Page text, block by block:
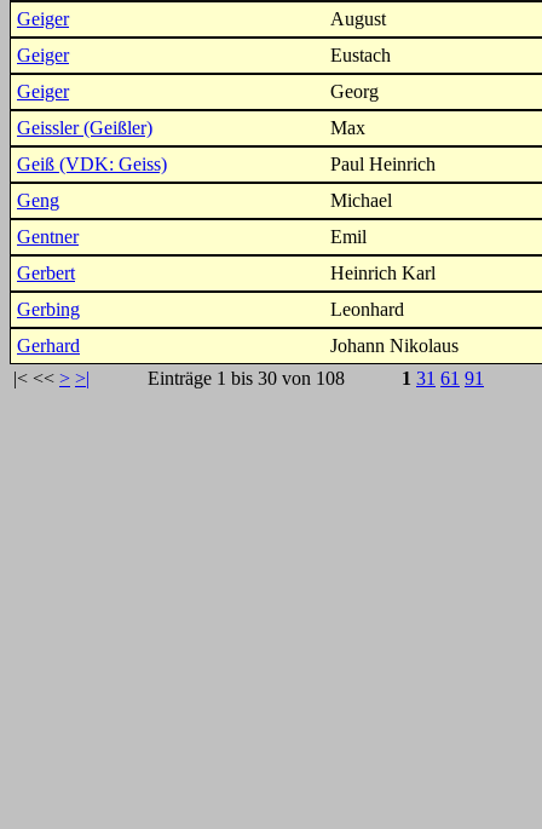
Geiger
August
Geiger
Eustach
Geiger
Georg
Geissler (Geißler)
Max
Geiß (VDK: Geiss)
Paul Heinrich
Geng
Michael
Gentner
Emil
Gerbert
Heinrich Karl
Gerbing
Leonhard
Gerhard
Johann Nikolaus
|< << > >| Einträge 1 bis 30 von 108 1 31 61 91